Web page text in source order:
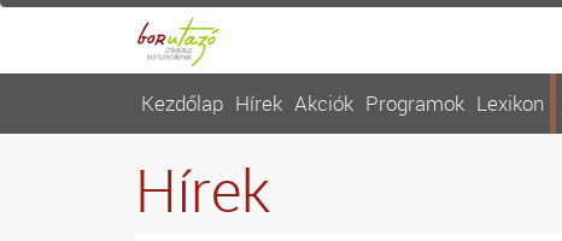
Kezdőlap Hírek Akciók Programok Lexikon
Hírek